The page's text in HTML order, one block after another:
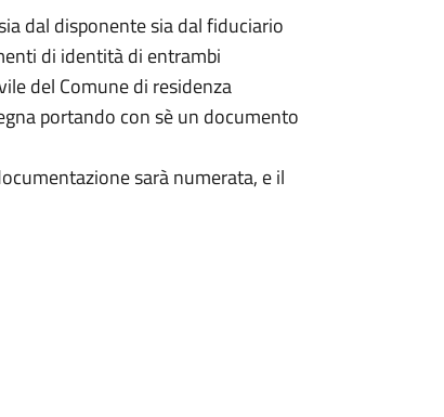
dal disponente sia dal fiduciario
di identità di entrambi
del Comune di residenza
portando con sè un documento
sarà numerata, e il